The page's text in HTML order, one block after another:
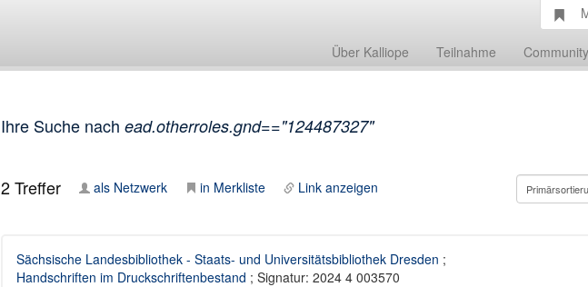
Über Kalliope Teilnahme Community
Ihre Suche nach ead.otherroles.gnd=="124487327"
2Treffer als Netzwerk in Merkliste Link anzeigen
Sächsische Landesbibliothek - Staats- und Universitätsbibliothek Dresden ;
Handschriften im Druckschriftenbestand ; Signatur: 2024 4 003570